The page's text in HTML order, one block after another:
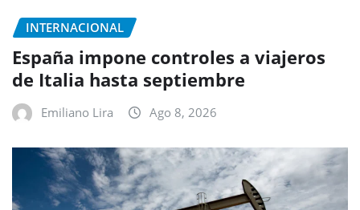
INTERNACIONAL
España impone controles a viajeros
de Italia hasta septiembre
Emiliano Lira Ago 8, 2026